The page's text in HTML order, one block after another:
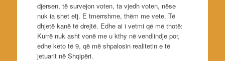
djersen, të survejon voten, ta vjedh voten, nëse
nuk ia shet etj. E tmerrshme, thëm me vete. Të
dhjetë kanë të drejtë. Edhe ai i vetmi që më thotë:
Kurrë nuk asht vonë me u kthy në vendlindje por,
edhe keto të 9, që më shpalosin realitetin e të
jetuarit në Shqipëri.